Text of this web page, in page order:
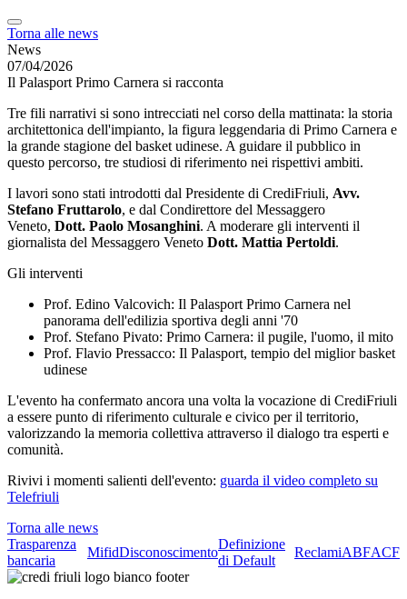
Torna alle news
News
07/04/2026
Il Palasport Primo Carnera si racconta
Tre fili narrativi si sono intrecciati nel corso della mattinata: la storia
architettonica dell'impianto, la figura leggendaria di Primo Carnera e
la grande stagione del basket udinese. A guidare il pubblico in
questo percorso, tre studiosi di riferimento nei rispettivi ambiti.
I lavori sono stati introdotti dal Presidente di CrediFriuli, Avv.
Stefano Fruttarolo, e dal Condirettore del Messaggero
Veneto, Dott. Paolo Mosanghini. A moderare gli interventi il
giornalista del Messaggero Veneto Dott. Mattia Pertoldi.
Gli interventi
Prof. Edino Valcovich: Il Palasport Primo Carnera nel
panorama dell'edilizia sportiva degli anni '70
Prof. Stefano Pivato: Primo Carnera: il pugile, l'uomo, il mito
Prof. Flavio Pressacco: Il Palasport, tempio del miglior basket
udinese
L'evento ha confermato ancora una volta la vocazione di CrediFriuli
a essere punto di riferimento culturale e civico per il territorio,
valorizzando la memoria collettiva attraverso il dialogo tra esperti e
comunità.
Rivivi i momenti salienti dell'evento: guarda il video completo su
Telefriuli
Torna alle news
Trasparenza
bancaria
MifidDisconoscimento
Definizione
di Default
ReclamiABFACF